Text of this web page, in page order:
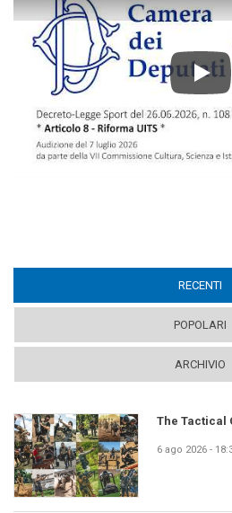
Play
RECENTI
POPOLARI
ARCHIVIO
The Tactical
6 ago 2026 -